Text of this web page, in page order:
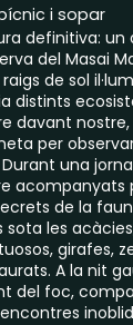
i sopar
definitiva: un
del Masai
de sol
distints
davant
per
una
acompanyats
de la
les
girafes,
A la nit
del foc,